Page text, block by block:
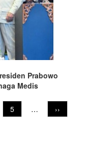
Prabowo
Medis
Page
5 …
Next
page
››